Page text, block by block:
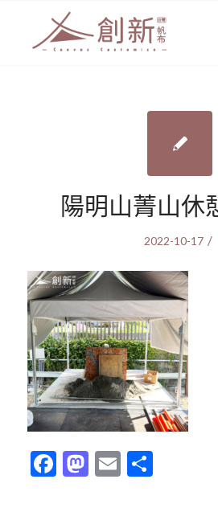
陽明山菁山休
2022-10-17 /
Facebook
Mastodon
Email
分